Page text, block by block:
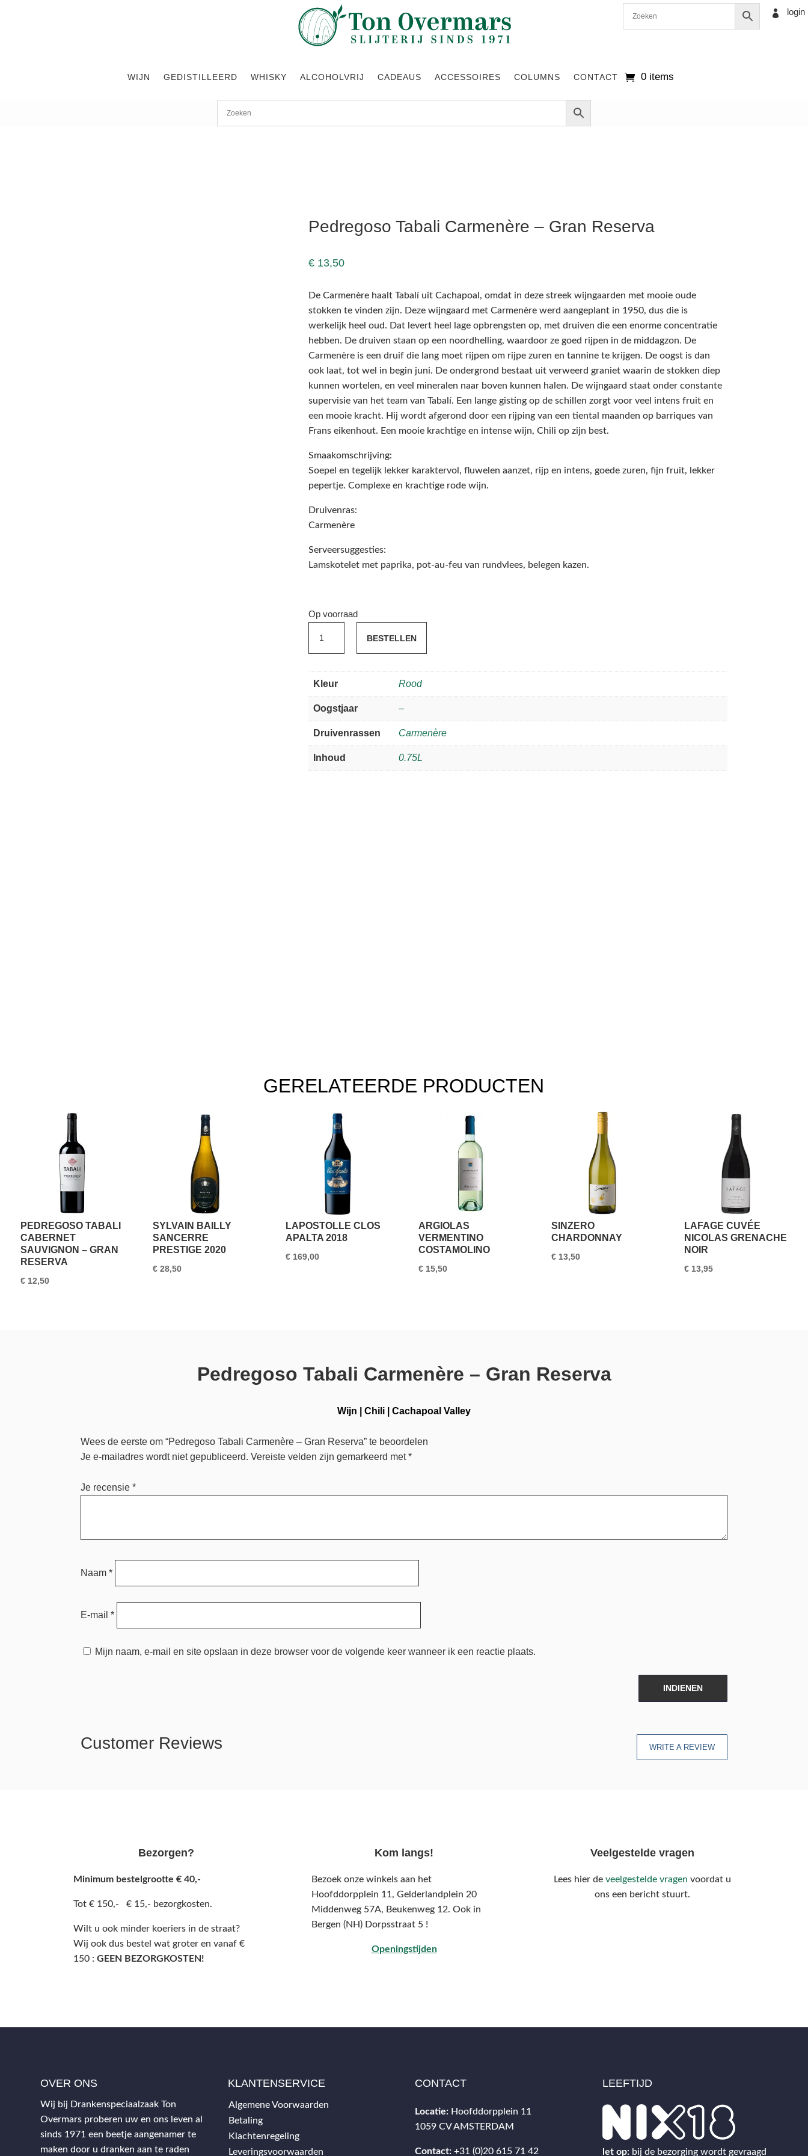
WIJN GEDISTILLEERD WHISKY ALCOHOLVRIJ CADEAUS ACCESSOIRES COLUMNS CONTACT 0 items
 login
Pedregoso Tabali Carmenère – Gran Reserva
€13,50
De Carmenère haalt Tabalí uit Cachapoal, omdat in deze streek wijngaarden met mooie oude
stokken te vinden zijn. Deze wijngaard met Carmenère werd aangeplant in 1950, dus die is
werkelijk heel oud. Dat levert heel lage opbrengsten op, met druiven die een enorme concentratie
hebben. De druiven staan op een noordhelling, waardoor ze goed rijpen in de middagzon. De
Carmenère is een druif die lang moet rijpen om rijpe zuren en tannine te krijgen. De oogst is dan
ook laat, tot wel in begin juni. De ondergrond bestaat uit verweerd graniet waarin de stokken diep
kunnen wortelen, en veel mineralen naar boven kunnen halen. De wijngaard staat onder constante
supervisie van het team van Tabalí. Een lange gisting op de schillen zorgt voor veel intens fruit en
een mooie kracht. Hij wordt afgerond door een rijping van een tiental maanden op barriques van
Frans eikenhout. Een mooie krachtige en intense wijn, Chili op zijn best.
Smaakomschrijving:
Soepel en tegelijk lekker karaktervol, fluwelen aanzet, rijp en intens, goede zuren, fijn fruit, lekker
pepertje. Complexe en krachtige rode wijn.
Druivenras:
Carmenère
Serveersuggesties:
Lamskotelet met paprika, pot-au-feu van rundvlees, belegen kazen.
Op voorraad
Tabali
-
Gran
Reserva
aantal
BESTELLEN
Kleur Rood
Oogstjaar –
Druivenrassen Carmenère
Inhoud 0.75L
GERELATEERDE PRODUCTEN
PEDREGOSO TABALI
CABERNET
SAUVIGNON – GRAN
RESERVA
€12,50
SYLVAIN BAILLY
SANCERRE
PRESTIGE 2020
€ 28,50
LAPOSTOLLE CLOS
APALTA 2018
€ 169,00
ARGIOLAS
VERMENTINO
COSTAMOLINO
€ 15,50
SINZERO
CHARDONNAY
€ 13,50
LAFAGE CUVÉE
NICOLAS GRENACHE
NOIR
€13,95
Pedregoso Tabali Carmenère – Gran Reserva
Wijn Chili Cachapoal Valley
Wees de eerste om “Pedregoso Tabali Carmenère – Gran Reserva” te beoordelen
Je e-mailadres wordt niet gepubliceerd. Vereiste velden zijn gemarkeerd met*
Je recensie*
Naam*
E-mail*
Mijn naam, e-mail en site opslaan in deze browser voor de volgende keer wanneer ik een reactie plaats.
INDIENEN
Customer Reviews WRITE A REVIEW
Bezorgen?
Minimum bestelgrootte € 40,-
Tot € 150,- € 15,- bezorgkosten.
Wilt u ook minder koeriers in de straat?
Wij ook dus bestel wat groter en vanaf €
150 : GEEN BEZORGKOSTEN!
Kom langs!
Bezoek onze winkels aan het
Hoofddorpplein 11, Gelderlandplein 20
Middenweg 57A, Beukenweg 12. Ook in
Bergen (NH) Dorpsstraat 5 !
Openingstijden
Veelgestelde vragen
Lees hier de veelgestelde vragen voordat u
ons een bericht stuurt.
OVER ONS
Wij bij Drankenspeciaalzaak Ton
Overmars proberen uw en ons leven al
sinds 1971 een beetje aangenamer te
maken door u dranken aan te raden
KLANTENSERVICE
Algemene Voorwaarden
Betaling
Klachtenregeling
Leveringsvoorwaarden
CONTACT
Locatie: Hoofddorpplein 11
1059 CV AMSTERDAM
Contact: +31 (0)20 615 71 42
LEEFTIJD
let op: bij de bezorging wordt gevraagd